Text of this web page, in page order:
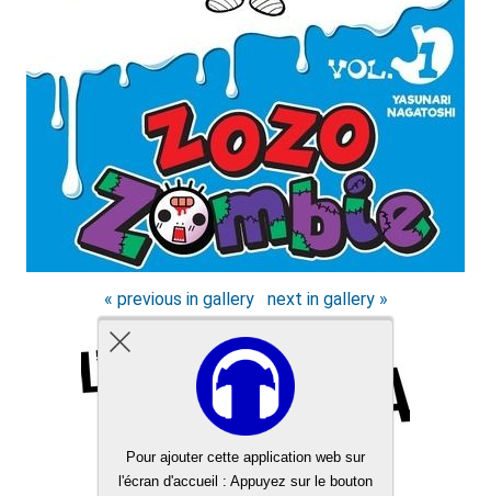
« previous in gallery next in gallery »